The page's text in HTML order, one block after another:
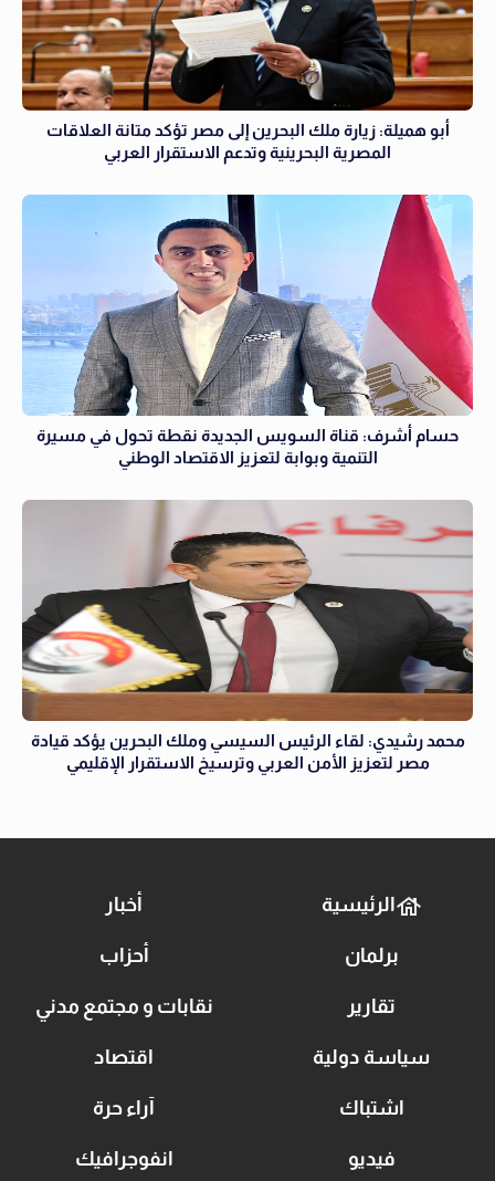
أبو هميلة: زيارة ملك البحرين إلى مصر تؤكد متانة العلاقات
المصرية البحرينية وتدعم الاستقرار العربي
حسام أشرف: قناة السويس الجديدة نقطة تحول في مسيرة
التنمية وبوابة لتعزيز الاقتصاد الوطني
محمد رشيدي: لقاء الرئيس السيسي وملك البحرين يؤكد قيادة
مصر لتعزيز الأمن العربي وترسيخ الاستقرار الإقليمي
الرئيسية أخبار
برلمان أحزاب
تقارير نقابات و مجتمع مدني
سياسة دولية اقتصاد
اشتباك آراء حرة
فيديو انفوجرافيك